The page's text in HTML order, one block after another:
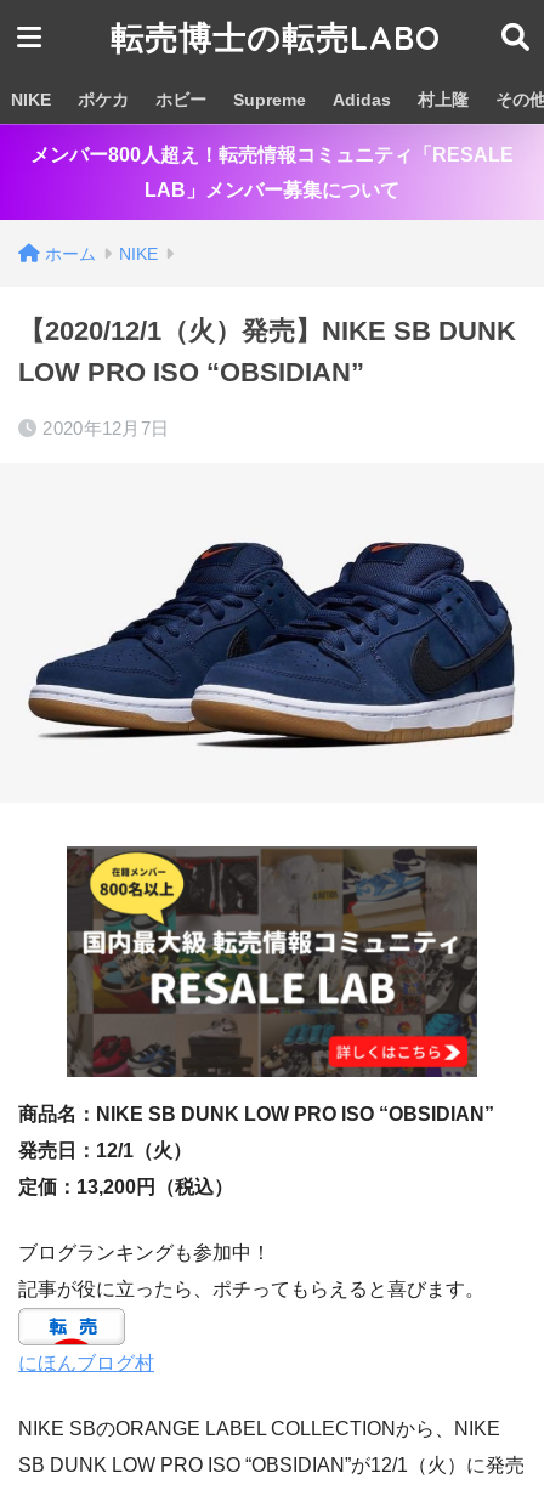
転売博士の転売LABO
NIKE ポケカ ホビー Supreme Adidas 村上隆 その
メンバー800人超え！転売情報コミュニティ「RESALE
LAB」メンバー募集について
ホーム NIKE
【2020/12/1（火）発売】NIKE SB DUNK
LOW PRO ISO “OBSIDIAN”
2020年12月7日
商品名：NIKE SB DUNK LOW PRO ISO “OBSIDIAN”
発売日：12/1（火）
定価：13,200円（税込）
ブログランキングも参加中！
記事が役に立ったら、ポチってもらえると喜びます。
にほんブログ村
NIKE SBのORANGE LABEL COLLECTIONから、NIKE
SB DUNK LOW PRO ISO “OBSIDIAN”が12/1（火）に発売